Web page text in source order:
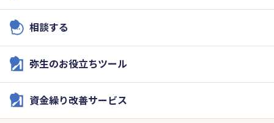
相談する
弥生のお役立ちツール
資金繰り改善サービス